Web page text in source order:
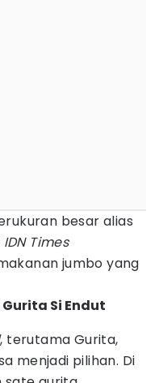
besar alias
IDN Times
jumbo yang
Si Endut
, terutama Gurita,
menjadi pilihan. Di